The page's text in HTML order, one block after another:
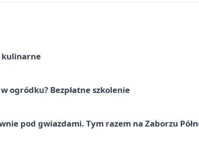
kulinarne
ogródku? Bezpłatne szkolenie
pod gwiazdami. Tym razem na Zaborzu